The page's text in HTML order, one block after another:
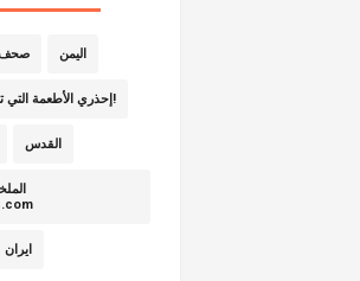
صحف اليمن
إحذري الأطعمة التي تخفّض الرغبة الجنسية!
القدس
ايران